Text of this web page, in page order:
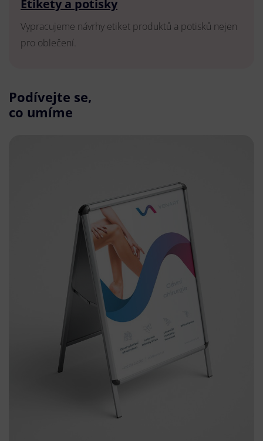
Etikety a potisky
Vypracujeme návrhy etiket produktů a potisků nejen
pro oblečení.
Podívejte se,
co umíme